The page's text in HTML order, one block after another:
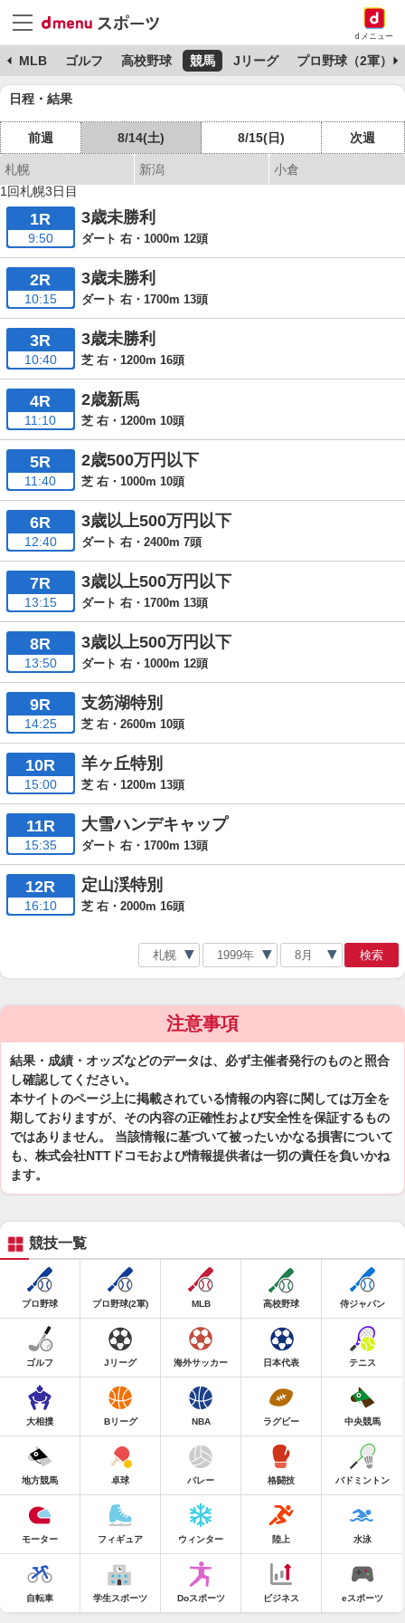
dメニュー
MLB ゴルフ 高校野球 競馬 Jリーグ プロ野球（2軍）
日程・結果
前週 8/14(土) 8/15(日) 次週
札幌 新潟
小倉
1回札幌3日目
1R
9:50
3歳未勝利
ダート 右・1000m 12頭
2R
10:15
3歳未勝利
ダート 右・1700m 13頭
3R
10:40
3歳未勝利
芝 右・1200m 16頭
4R
11:10
2歳新馬
芝 右・1200m 10頭
5R
11:40
2歳500万円以下
芝 右・1000m 10頭
6R
12:40
3歳以上500万円以下
ダート 右・2400m 7頭
7R
13:15
3歳以上500万円以下
ダート 右・1700m 13頭
8R
13:50
3歳以上500万円以下
ダート 右・1000m 12頭
9R
14:25
支笏湖特別
芝 右・2600m 10頭
10R
15:00
羊ヶ丘特別
芝 右・1200m 13頭
11R
15:35
大雪ハンデキャップ
ダート 右・1700m 13頭
12R
16:10
定山渓特別
芝 右・2000m 16頭
検索
注意事項
結果・成績・オッズなどのデータは、必ず主催者発行のものと照合
し確認してください。
本サイトのページ上に掲載されている情報の内容に関しては万全を
期しておりますが、その内容の正確性および安全性を保証するもの
ではありません。 当該情報に基づいて被ったいかなる損害について
も、株式会社NTTドコモおよび情報提供者は一切の責任を負いかね
ます。
競技一覧
プロ野球 プロ野球(2軍) MLB 高校野球 侍ジャパン
ゴルフ Jリーグ 海外サッカー 日本代表 テニス
大相撲 Bリーグ NBA ラグビー 中央競馬
地方競馬 卓球 バレー 格闘技 バドミントン
モーター フィギュア ウィンター 陸上 水泳
自転車 学生スポーツ Doスポーツ ビジネス eスポーツ